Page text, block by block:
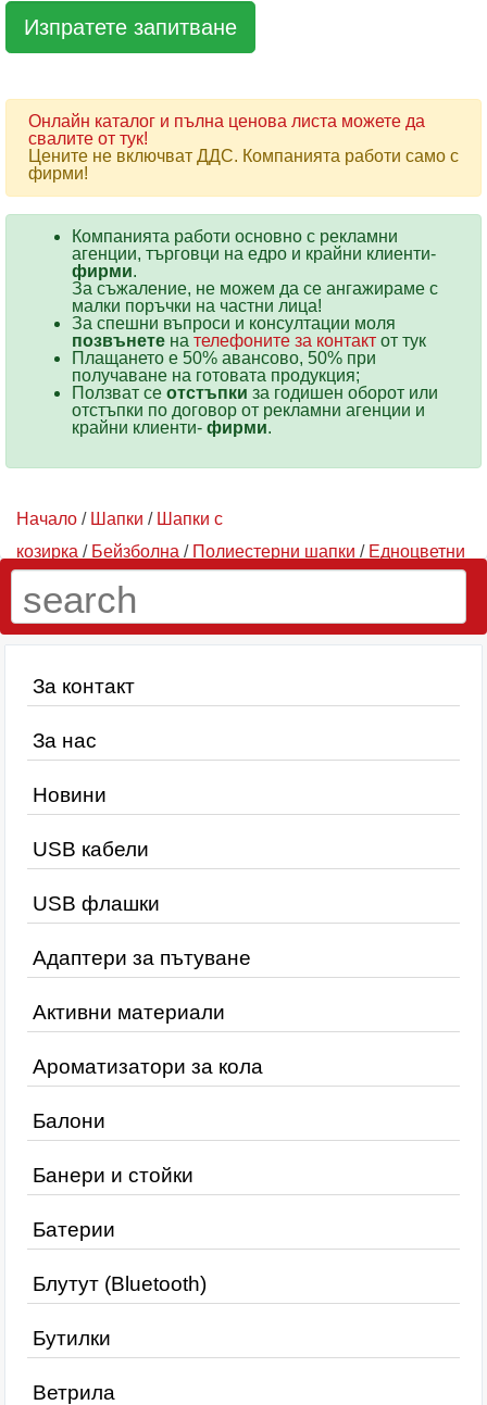
Онлайн каталог и пълна ценова листа можете да
свалите от тук!
Цените не включват ДДС. Компанията работи само с
фирми!
Компанията работи основно с рекламни
агенции, търговци на едро и крайни клиенти-
фирми.
За съжаление, не можем да се ангажираме с
малки поръчки на частни лица!
За спешни въпроси и консултации моля
позвънете на телефоните за контакт от тук
Плащането е 50% авансово, 50% при
получаване на готовата продукция;
Ползват се отстъпки за годишен оборот или
отстъпки по договор от рекламни агенции и
крайни клиенти- фирми.
Начало / Шапки / Шапки с
козирка / Бейзболна / Полиестерни шапки / Едноцветни
/ Светло зелена шапка- полиетсер
За контакт
За нас
Новини
USB кабели
USB флашки
Адаптери за пътуване
Активни материали
Ароматизатори за кола
Балони
Банери и стойки
Батерии
Блутут (Bluetooth)
Бутилки
Ветрила